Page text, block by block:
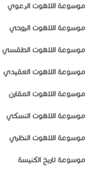
موسوعة اللاهوت الرعوي
موسوعة اللاهوت الروحي
موسوعة اللاهوت الطقسي
موسوعة اللاهوت العقيدي
موسوعة اللاهوت المقارن
موسوعة اللاهوت النسكي
موسوعة اللاهوت النظري
موسوعة تاريخ الكنيسة